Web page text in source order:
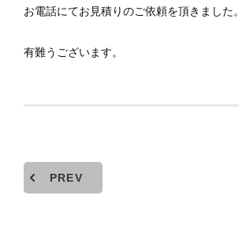
お電話にてお見積りのご依頼を頂きました。
有難うございます。
PREV